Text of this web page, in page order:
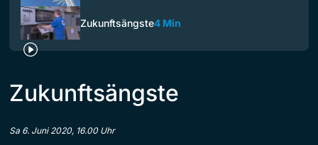
Zukunftsängste4 Min
Zukunftsängste
Sa 6. Juni 2020, 16.00 Uhr